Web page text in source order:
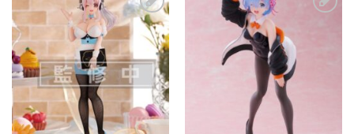
Toevoegen
aan
verlanglijst
verlanglijst